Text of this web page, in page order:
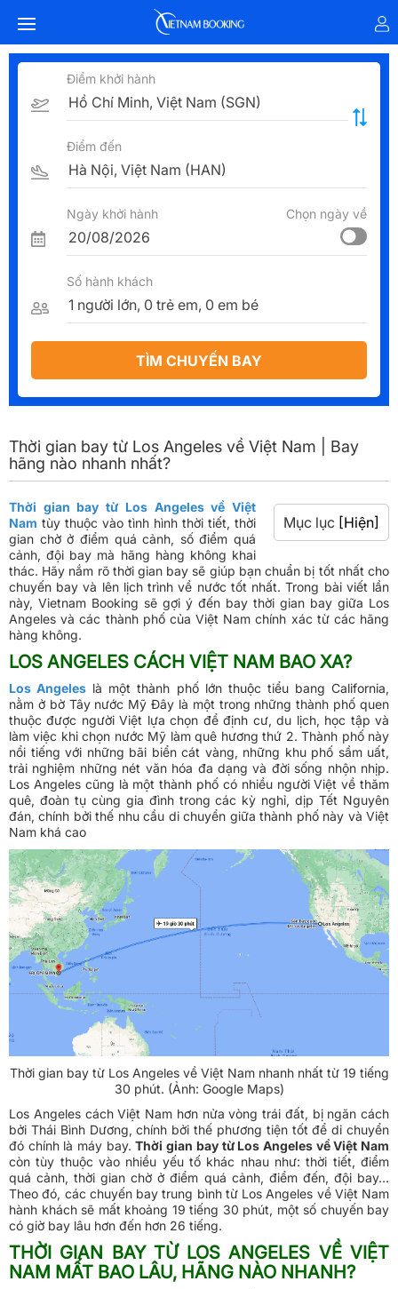
Điểm khởi hành
Điểm đến
Ngày khởi hành Chọn ngày về
Số hành khách
TÌM CHUYẾN BAY
Thời gian bay từ Los Angeles về Việt Nam | Bay
hãng nào nhanh nhất?
Mục lục [Hiện]
Thời gian bay từ Los Angeles về Việt
Nam tùy thuộc vào tình hình thời tiết, thời
gian chờ ở điểm quá cảnh, số điểm quá
cảnh, đội bay mà hãng hàng không khai
thác. Hãy nắm rõ thời gian bay sẽ giúp bạn chuẩn bị tốt nhất cho
chuyến bay và lên lịch trình về nước tốt nhất. Trong bài viết lần
này, Vietnam Booking sẽ gợi ý đến bay thời gian bay giữa Los
Angeles và các thành phố của Việt Nam chính xác từ các hãng
hàng không.
LOS ANGELES CÁCH VIỆT NAM BAO XA?
Los Angeles là một thành phố lớn thuộc tiểu bang California,
nằm ở bờ Tây nước Mỹ Đây là một trong những thành phố quen
thuộc được người Việt lựa chọn để định cư, du lịch, học tập và
làm việc khi chọn nước Mỹ làm quê hương thứ 2. Thành phố này
nổi tiếng với những bãi biển cát vàng, những khu phố sầm uất,
trải nghiệm những nét văn hóa đa dạng và đời sống nhộn nhịp.
Los Angeles cũng là một thành phố có nhiều người Việt về thăm
quê, đoàn tụ cùng gia đình trong các kỳ nghỉ, dịp Tết Nguyên
đán, chính bởi thế nhu cầu di chuyển giữa thành phố này và Việt
Nam khá cao
Thời gian bay từ Los Angeles về Việt Nam nhanh nhất từ 19 tiếng
30 phút. (Ảnh: Google Maps)
Los Angeles cách Việt Nam hơn nửa vòng trái đất, bị ngăn cách
bởi Thái Bình Dương, chính bởi thế phương tiện tốt để di chuyển
đó chính là máy bay.Thời gian bay từ Los Angeles về Việt Nam
còn tùy thuộc vào nhiều yếu tố khác nhau như: thời tiết, điểm
quá cảnh, thời gian chờ ở điểm quá cảnh, điểm đến, đội bay…
Theo đó, các chuyến bay trung bình từ Los Angeles về Việt Nam
hành khách sẽ mất khoảng 19 tiếng 30 phút, một số chuyến bay
có giờ bay lâu hơn đến hơn 26 tiếng.
THỜI GIAN BAY TỪ LOS ANGELES VỀ VIỆT
NAM MẤT BAO LÂU, HÃNG NÀO NHANH?